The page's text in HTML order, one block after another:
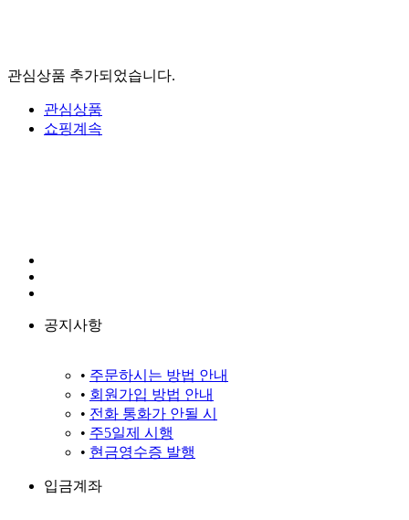
관심상품 추가되었습니다.
관심상품
쇼핑계속
공지사항
• 주문하시는 방법 안내
• 회원가입 방법 안내
• 전화 통화가 안될 시
• 주5일제 시행
• 현금영수증 발행
입금계좌